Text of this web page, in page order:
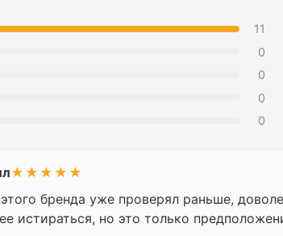
11
0
0
0
0
★★★★★
бренда уже проверял раньше,
истираться, но это только